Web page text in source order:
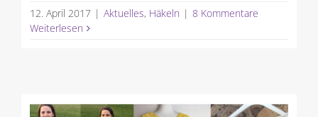
12. April 2017 | Aktuelles, Häkeln | 8 Kommentare
Weiterlesen